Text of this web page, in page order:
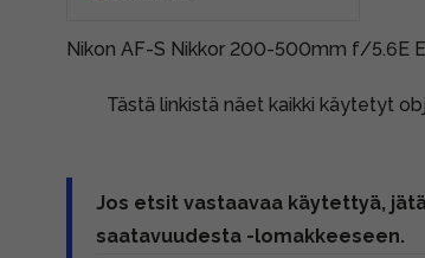
Nikon AF-S Nikkor 200-500mm f/5.6E
Tästä linkistä näet kaikki käytetyt
Jos etsit vastaavaa käytettyä,
saatavuudesta -lomakkeeseen.